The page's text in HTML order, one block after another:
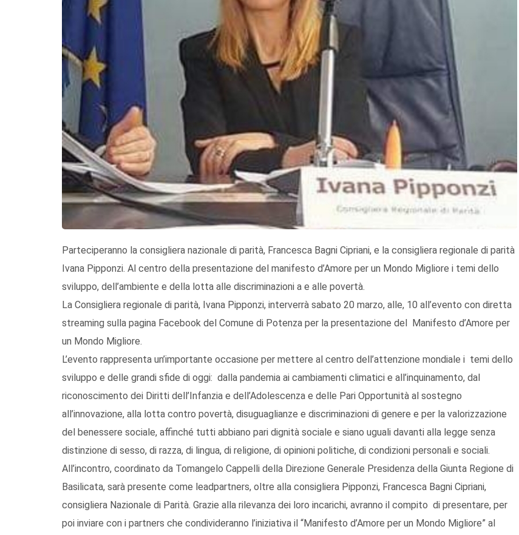
Parteciperanno la consigliera nazionale di parità, Francesca Bagni Cipriani, e la consigliera regionale di parità
Ivana Pipponzi. Al centro della presentazione del manifesto d’Amore per un Mondo Migliore i temi dello
sviluppo, dell’ambiente e della lotta alle discriminazioni a e alle povertà.
La Consigliera regionale di parità, Ivana Pipponzi, interverrà sabato 20 marzo, alle, 10 all’evento con diretta
streaming sulla pagina Facebook del Comune di Potenza per la presentazione del Manifesto d’Amore per
un Mondo Migliore.
L’evento rappresenta un’importante occasione per mettere al centro dell’attenzione mondiale i temi dello
sviluppo e delle grandi sfide di oggi: dalla pandemia ai cambiamenti climatici e all’inquinamento, dal
riconoscimento dei Diritti dell’Infanzia e dell’Adolescenza e delle Pari Opportunità al sostegno
all’innovazione, alla lotta contro povertà, disuguaglianze e discriminazioni di genere e per la valorizzazione
del benessere sociale, affinché tutti abbiano pari dignità sociale e siano uguali davanti alla legge senza
distinzione di sesso, di razza, di lingua, di religione, di opinioni politiche, di condizioni personali e sociali.
All’incontro, coordinato da Tomangelo Cappelli della Direzione Generale Presidenza della Giunta Regione di
Basilicata, sarà presente come leadpartners, oltre alla consigliera Pipponzi, Francesca Bagni Cipriani,
consigliera Nazionale di Parità. Grazie alla rilevanza dei loro incarichi, avranno il compito di presentare, per
poi inviare con i partners che condivideranno l’iniziativa il “Manifesto d’Amore per un Mondo Migliore” al